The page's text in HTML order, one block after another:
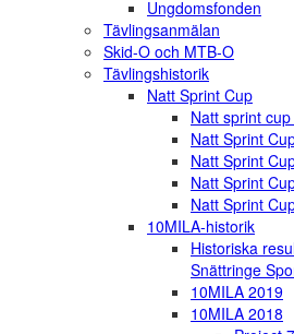
Ungdomsfonden
Tävlingsanmälan
Skid-O och MTB-O
Tävlingshistorik
Natt Sprint Cup
Natt sprint
Natt Sprint
Natt Sprint
Natt Sprint
Natt Sprint
10MILA-historik
Historiska
Snättringe
10MILA 2019
10MILA 2018